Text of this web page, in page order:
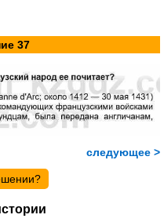
37
следующее >